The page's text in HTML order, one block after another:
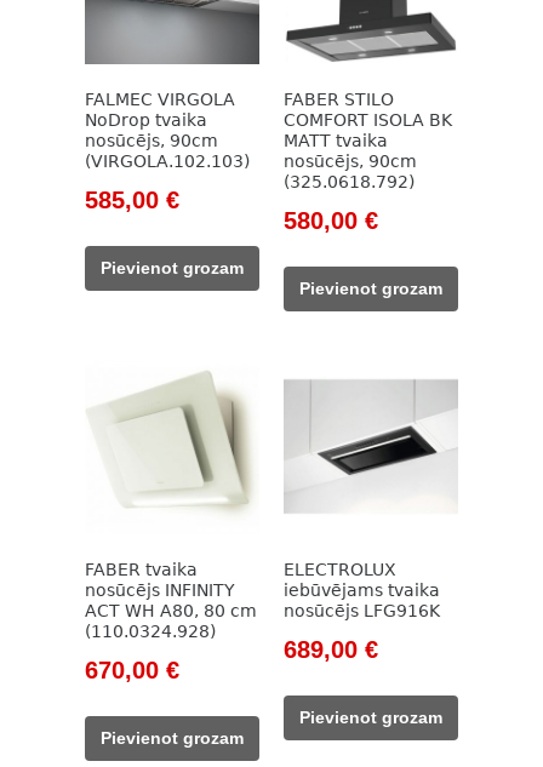
FALMEC VIRGOLA
NoDrop tvaika
nosūcējs, 90cm
(VIRGOLA.102.103)
Original
was:
949,00 €.
585,00 €Current
585,00 €.
Pievienot grozam
FABER STILO
COMFORT ISOLA BK
MATT tvaika
nosūcējs, 90cm
(325.0618.792)
Original
was:
785,00 €.
580,00 €Current
580,00 €.
Pievienot grozam
FABER tvaika
nosūcējs INFINITY
ACT WH A80, 80 cm
(110.0324.928)
Original
was:
1
670,00 €Current
670,00 €.
Pievienot grozam
ELECTROLUX
iebūvējams tvaika
nosūcējs LFG916K
Original
was:
981,00 €.
689,00 €Current
689,00 €.
Pievienot grozam